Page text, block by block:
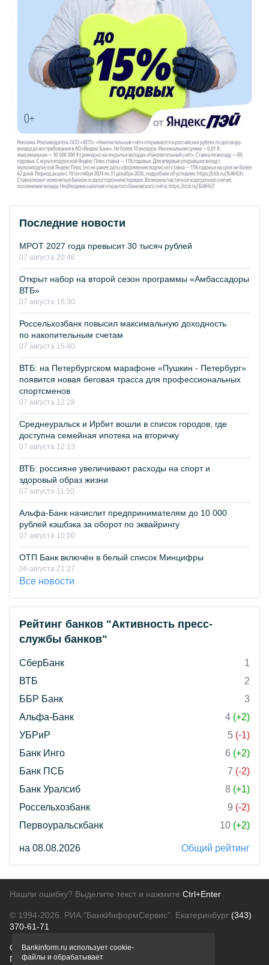
Последние новости
МРОТ 2027 года превысит 30 тысяч рублей
07 августа 20:46
Открыт набор на второй сезон программы «Амбассадоры
ВТБ»
07 августа 16:30
Россельхозбанк повысил максимальную доходность
по накопительным счетам
07 августа 15:40
ВТБ: на Петербургском марафоне «Пушкин - Петербург»
появится новая беговая трасса для профессиональных
спортсменов
07 августа 12:28
Среднеуральск и Ирбит вошли в список городов, где
доступна семейная ипотека на вторичку
07 августа 12:13
ВТБ: россияне увеличивают расходы на спорт и
здоровый образ жизни
07 августа 11:50
Альфа-Банк начислит предпринимателям до 10 000
рублей кэшбэка за оборот по эквайрингу
07 августа 10:00
ОТП Банк включён в белый список Минцифры
06 августа 21:27
Все новости
Рейтинг банков "Активность пресс-
службы банков"
СберБанк
1
ВТБ
2
ББР Банк
3
Альфа-Банк
4 (+2)
УБРиР
5 (-1)
Банк Инго
6 (+2)
Банк ПСБ
7 (-2)
Банк Уралсиб
8 (+1)
Россельхозбанк
9 (-2)
Первоуральскбанк
10 (+2)
на 08.08.2026 Общий рейтинг
Нашли ошибку? Выделите текст и нажмите Ctrl+Enter
© 1994-2026. РИА "БанкИнформСервис". Екатеринбург (343)
370-61-71
О проектеПолитика конфиденциальности
Правовая информацияДля рекламодателей
Bankinform.ru использует cookie-
файлы и обрабатывает